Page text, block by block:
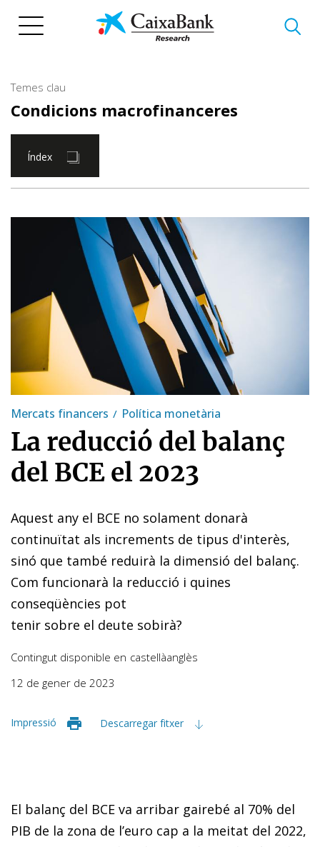
Temes clau
Condicions macrofinanceres
Índex
Mercats financers Política monetària
La reducció del balanç
del BCE el 2023
Aquest any el BCE no solament donarà
continuïtat als increments de tipus d'interès,
sinó que també reduirà la dimensió del balanç.
Com funcionarà la reducció i quines
conseqüències pot
tenir sobre el deute sobirà?
Contingut disponible en castellàanglès
12 de gener de 2023
Impressió Descarregar fitxer
El balanç del BCE va arribar gairebé al 70% del
PIB de la zona de l’euro cap a la meitat del 2022,